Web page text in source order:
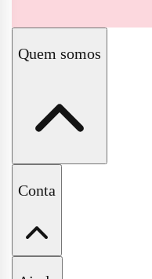
Quem somos
A Pituchinhus
Conta